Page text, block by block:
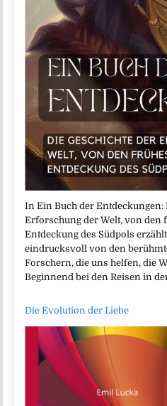
In Ein Buch der Entdeckungen:
Erforschung der Welt, von den
Entdeckung des Südpols
eindrucksvoll von den
Forschern, die uns helfen, die
Beginnend bei den Reisen in
Die Evolution der Liebe